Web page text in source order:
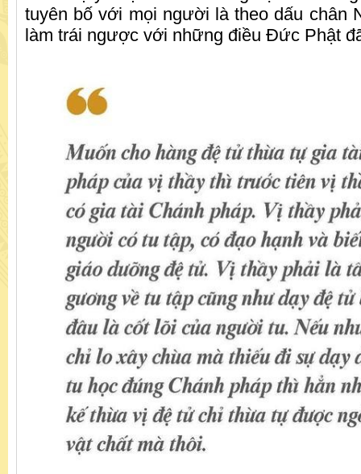
tuyên bố với mọi người là theo dấu chân
làm trái ngược với những điều Đức Phật